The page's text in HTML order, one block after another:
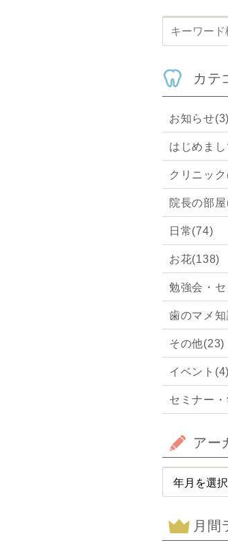
カテ
お知らせ(3)
はじめまし
クリニッ
院長の部屋
日常(74)
お花(138)
勉強会・
歯のマメ
その他(23)
イベント (4)
セミナー・
アー
月間